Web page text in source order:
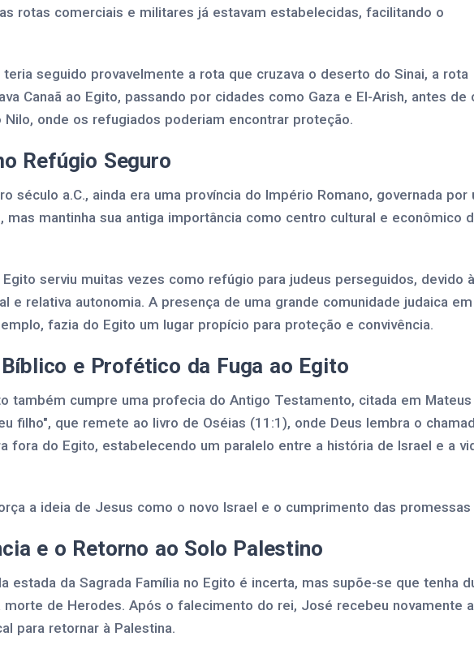
rotas comerciais e militares já estavam estabelecidas, facilitando o
teria seguido provavelmente a rota que cruzava o deserto do Sinai, a rota
Canaã ao Egito, passando por cidades como Gaza e El-Arish, antes de
onde os refugiados poderiam encontrar proteção.
Refúgio Seguro
século a.C., ainda era uma província do Império Romano, governada por
mas mantinha sua antiga importância como centro cultural e econômico
serviu muitas vezes como refúgio para judeus perseguidos, devido
e relativa autonomia. A presença de uma grande comunidade judaica em
fazia do Egito um lugar propício para proteção e convivência.
e Profético da Fuga ao Egito
também cumpre uma profecia do Antigo Testamento, citada em Mateus
filho", que remete ao livro de Oséias (11:1), onde Deus lembra o
fora do Egito, estabelecendo um paralelo entre a história de Israel e a
a ideia de Jesus como o novo Israel e o cumprimento das promessas
e o Retorno ao Solo Palestino
estada da Sagrada Família no Egito é incerta, mas supõe-se que tenha
morte de Herodes. Após o falecimento do rei, José recebeu novamente a
para retornar à Palestina.